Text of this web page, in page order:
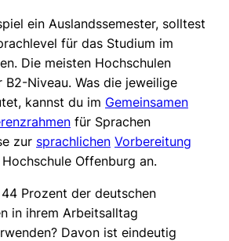
ein Auslandssemester, solltest
für das Studium im
Die meisten Hochschulen
B2-Niveau. Was die jeweilige
kannst du im Gemeinsamen
für Sprachen
zur sprachlichen Vorbereitung
Offenburg an.
Prozent der deutschen
in ihrem Arbeitsalltag
Davon ist eindeutig